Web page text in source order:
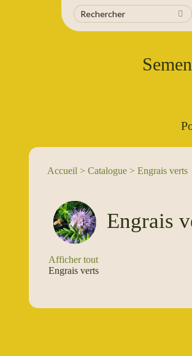
Accueil >Catalogue > Engrais verts
Engrais
Afficher tout
Engrais verts